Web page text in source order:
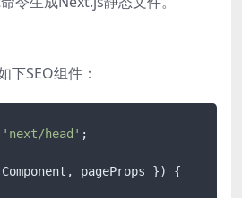
下SEO组件：
'next/head' ;
pageProps }) {